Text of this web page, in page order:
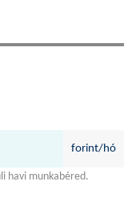
forint/hó
havi munkabéred.